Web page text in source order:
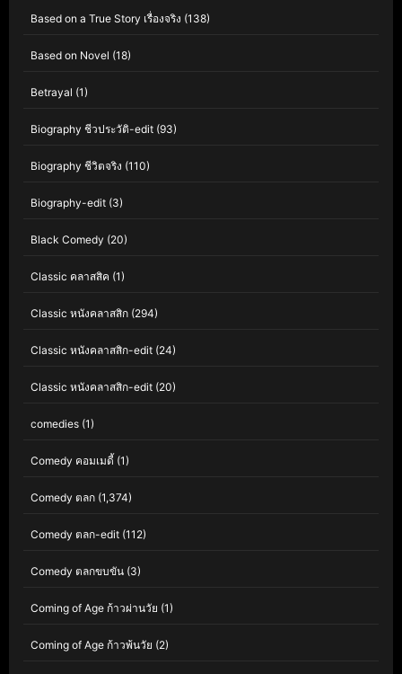
Based on a True Story เรื่องจริง (138)
Based on Novel (18)
Betrayal (1)
Biography ชีวประวัติ-edit (93)
Biography ชีวิตจริง (110)
Biography-edit (3)
Black Comedy (20)
Classic คลาสสิค (1)
Classic หนังคลาสสิก (294)
Classic หนังคลาสสิก-edit (24)
Classic หนังคลาสสิก-edit (20)
comedies (1)
Comedy คอมเมดี้ (1)
Comedy ตลก (1,374)
Comedy ตลก-edit (112)
Comedy ตลกขบขัน (3)
Coming of Age ก้าวผ่านวัย (1)
Coming of Age ก้าวพ้นวัย (2)